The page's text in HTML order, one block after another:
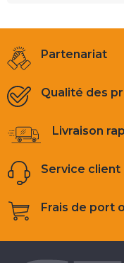
Partenariat
Qualité des
Livraison
Service client
Frais de port